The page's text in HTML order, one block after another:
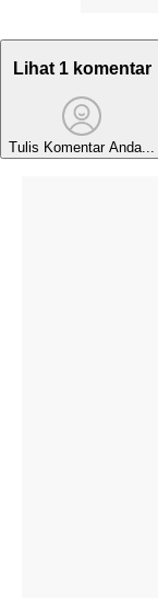
Lihat 1 komentar
Tulis Komentar Anda...